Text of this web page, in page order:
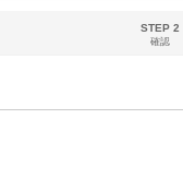
STEP 2
確認